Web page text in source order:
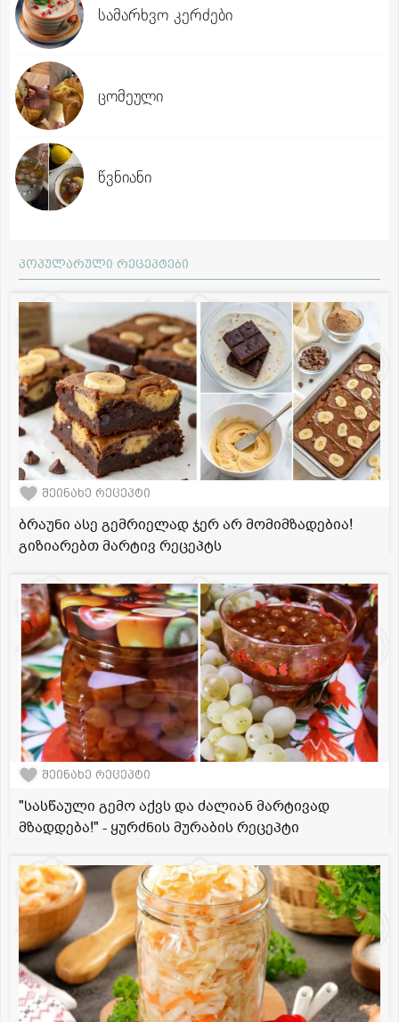
სამარხვო კერძები
ცომეული
წვნიანი
პოპულარული რეცეპტები
შეინახე რეცეპტი
ბრაუნი ასე გემრიელად ჯერ არ მომიმზადებია!
გიზიარებთ მარტივ რეცეპტს
შეინახე რეცეპტი
"სასწაული გემო აქვს და ძალიან მარტივად
მზადდება!" - ყურძნის მურაბის რეცეპტი